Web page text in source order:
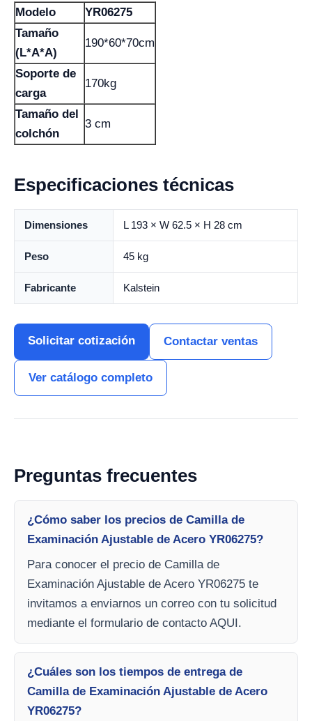
Modelo
YR06275
Tamaño
(L*A*A)
190*60*70cm
Soporte de
carga
170kg
Tamaño del
colchón
3 cm
Especificaciones técnicas
Dimensiones L 193 × W 62.5 × H 28 cm
Peso 45 kg
Fabricante Kalstein
Solicitar cotización Contactar ventas
Ver catálogo completo
Preguntas frecuentes
¿Cómo saber los precios de Camilla de
Examinación Ajustable de Acero YR06275?
Para conocer el precio de Camilla de
Examinación Ajustable de Acero YR06275 te
invitamos a enviarnos un correo con tu solicitud
mediante el formulario de contacto AQUI.
¿Cuáles son los tiempos de entrega de
Camilla de Examinación Ajustable de Acero
YR06275?